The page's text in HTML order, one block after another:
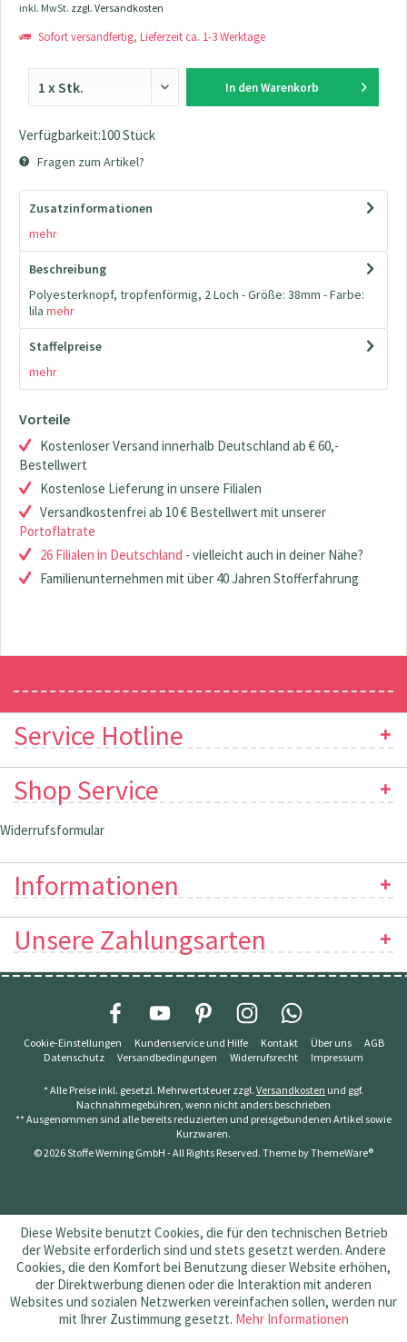
inkl. MwSt. zzgl. Versandkosten
Sofort versandfertig, Lieferzeit ca. 1-3 Werktage
In den Warenkorb
Verfügbarkeit:100 Stück
Fragen zum Artikel?
Zusatzinformationen
mehr
Beschreibung
Polyesterknopf, tropfenförmig, 2 Loch - Größe: 38mm - Farbe:
lila mehr
Staffelpreise
mehr
Vorteile
Kostenloser Versand innerhalb Deutschland ab € 60,-
Bestellwert
Kostenlose Lieferung in unsere Filialen
Versandkostenfrei ab 10 € Bestellwert mit unserer
Portoflatrate
26 Filialen in Deutschland - vielleicht auch in deiner Nähe?
Familienunternehmen mit über 40 Jahren Stofferfahrung
Service Hotline
Shop Service
Widerrufsformular
Informationen
Unsere Zahlungsarten
Cookie-Einstellungen Kundenservice und Hilfe Kontakt Über uns
AGB
Datenschutz
Versandbedingungen Widerrufsrecht Impressum
* Alle Preise inkl. gesetzl. Mehrwertsteuer zzgl. Versandkosten und ggf.
Nachnahmegebühren, wenn nicht anders beschrieben
** Ausgenommen sind alle bereits reduzierten und preisgebundenen Artikel sowie
Kurzwaren.
© 2026 Stoffe Werning GmbH - All Rights Reserved. Theme byThemeWare®
Diese Website benutzt Cookies, die für den technischen Betrieb
der Website erforderlich sind und stets gesetzt werden. Andere
Cookies, die den Komfort bei Benutzung dieser Website erhöhen,
der Direktwerbung dienen oder die Interaktion mit anderen
Websites und sozialen Netzwerken vereinfachen sollen, werden nur
mit Ihrer Zustimmung gesetzt. Mehr Informationen